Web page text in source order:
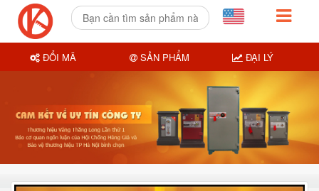
ĐỔI MÃ SẢN PHẨM ĐẠI LÝ